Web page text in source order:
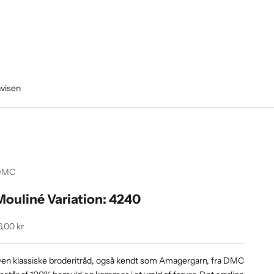
Variation: 4240
kr
klassiske broderitråd, også kendt som Amagergarn, fra DMC